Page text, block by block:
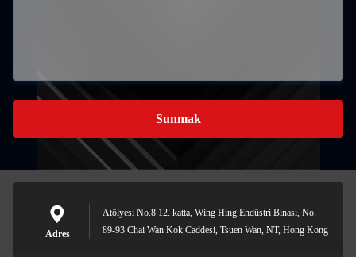
Sunmak
Adres
Atölyesi No.8 12. katta, Wing Hing Endüstri Binası, No.
89-93 Chai Wan Kok Caddesi, Tsuen Wan, NT, Hong Kong